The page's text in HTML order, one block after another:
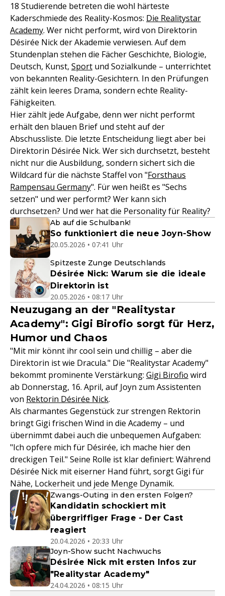
18 Studierende betreten die wohl härteste
Kaderschmiede des Reality-Kosmos: Die Realitystar
Academy. Wer nicht performt, wird von Direktorin
Désirée Nick der Akademie verwiesen. Auf dem
Stundenplan stehen die Fächer Geschichte, Biologie,
Deutsch, Kunst, Sport und Sozialkunde – unterrichtet
von bekannten Reality-Gesichtern. In den Prüfungen
zählt kein leeres Drama, sondern echte Reality-
Fähigkeiten.
Hier zählt jede Aufgabe, denn wer nicht performt
erhält den blauen Brief und steht auf der
Abschussliste. Die letzte Entscheidung liegt aber bei
Direktorin Désirée Nick. Wer sich durchsetzt, besteht
nicht nur die Ausbildung, sondern sichert sich die
Wildcard für die nächste Staffel von "Forsthaus
Rampensau Germany". Für wen heißt es "Sechs
setzen" und wer performt? Wer kann sich
durchsetzen? Und wer hat die Personality für Reality?
Ab auf die Schulbank!
So funktioniert die neue Joyn-Show
20.05.2026 • 07:41 Uhr
Spitzeste Zunge Deutschlands
Désirée Nick: Warum sie die ideale
Direktorin ist
20.05.2026 • 08:17 Uhr
Neuzugang an der "Realitystar
Academy": Gigi Birofio sorgt für Herz,
Humor und Chaos
"Mit mir könnt ihr cool sein und chillig – aber die
Direktorin ist wie Dracula." Die "Realitystar Academy"
bekommt prominente Verstärkung: Gigi Birofio wird
ab Donnerstag, 16. April, auf Joyn zum Assistenten
von Rektorin Désirée Nick.
Als charmantes Gegenstück zur strengen Rektorin
bringt Gigi frischen Wind in die Academy – und
übernimmt dabei auch die unbequemen Aufgaben:
"Ich opfere mich für Désirée, ich mache hier den
dreckigen Teil." Seine Rolle ist klar definiert: Während
Désirée Nick mit eiserner Hand führt, sorgt Gigi für
Nähe, Lockerheit und jede Menge Dynamik.
Zwangs-Outing in den ersten Folgen?
Kandidatin schockiert mit
übergriffiger Frage - Der Cast
reagiert
20.04.2026 • 20:33 Uhr
Joyn-Show sucht Nachwuchs
Désirée Nick mit ersten Infos zur
"Realitystar Academy"
24.04.2026 • 08:15 Uhr